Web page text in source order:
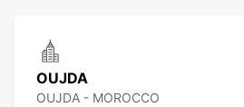
OUJDA
OUJDA - MOROCCO